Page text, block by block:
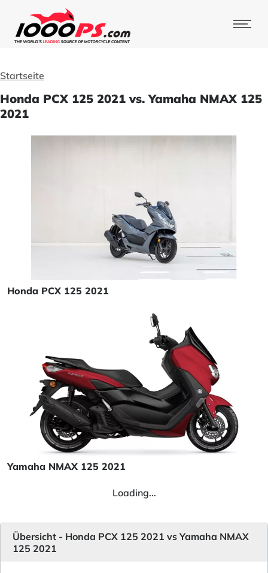
Startseite
Honda PCX 125 2021 vs. Yamaha NMAX 125
2021
Honda PCX 125 2021
Yamaha NMAX 125 2021
Loading...
Übersicht - Honda PCX 125 2021 vs Yamaha NMAX
125 2021